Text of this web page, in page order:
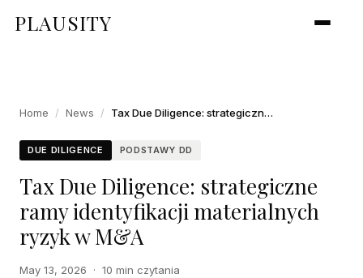
PLAUSITY
Home / News / Tax Due Diligence: strategiczne ramy identyfikacji materialnych ryzyk w M&A
DUE DILIGENCE PODSTAWY DD
Tax Due Diligence: strategiczne
ramy identyfikacji materialnych
ryzyk w M&A
May 13, 2026 · 10 min czytania